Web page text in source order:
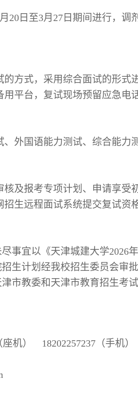
20日至3月27日期间进行，调
的方式，采用综合面试的形式
平台，复试现场预留应急电
、外国语能力测试、综合能力
及报考专项计划、申请享受
生远程面试系统提交复试资
事宜以《天津城建大学2026
生计划经我校招生委员会审
市教委和天津市教育招生考
座机） 18202257237 （手机）